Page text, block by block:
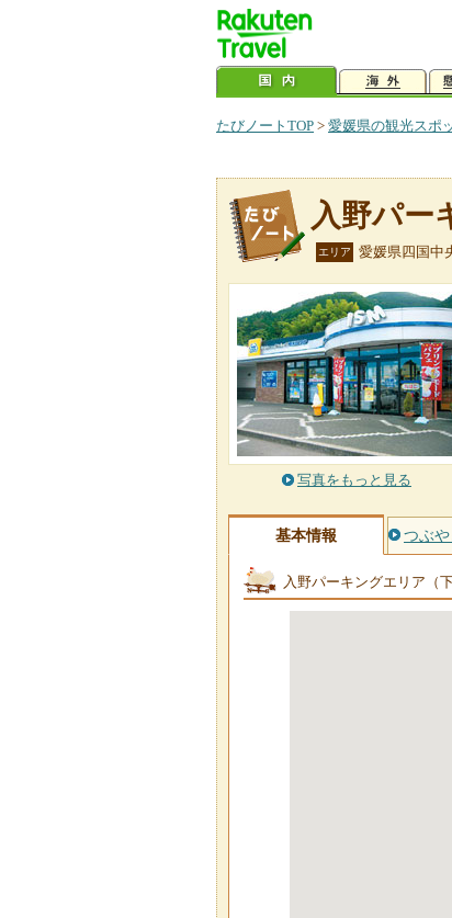
たびノートTOP > 愛媛県の観光スポ
入野パー
エリア 愛媛県四国中
写真をもっと見る
基本情報 つぶや
入野パーキングエリア（